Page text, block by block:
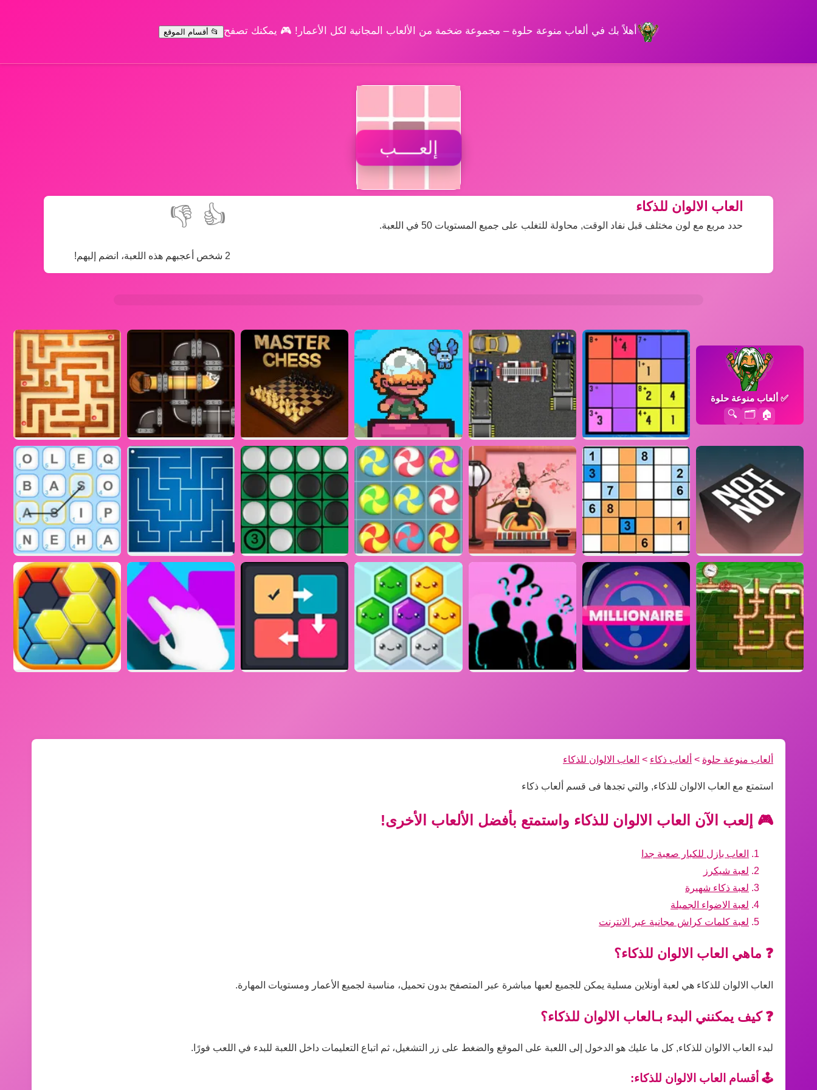
أهلاً بك في ألعاب منوعة حلوة – مجموعة ضخمة من الألعاب المجانية لكل الأعمار! 🎮 يمكنك تصفح 📂 أقسام الموقع
إلعــــب
👍
👎
2 شخص أعجبهم هذه اللعبة، انضم إليهم!
العاب الالوان للذكاء
حدد مربع مع لون مختلف قبل نفاد الوقت, محاولة للتغلب على جميع المستويات 50 في اللعبة.
✅ألعاب منوعة حلوة
🏠
🗂️
🔍
ألعاب منوعة حلوة > ألعاب ذكاء > العاب الالوان للذكاء
استمتع مع العاب الالوان للذكاء, والتي تجدها فى قسم ألعاب ذكاء
🎮 إلعب الآن العاب الالوان للذكاء واستمتع بأفضل الألعاب الأخرى!
العاب بازل للكبار صعبة جدا
لعبة شيكرز
لعبة ذكاء شهيرة
لعبة الاضواء الجميلة
لعبة كلمات كراش مجانية عبر الانترنت
❓ ماهي العاب الالوان للذكاء؟
العاب الالوان للذكاء هي لعبة أونلاين مسلية يمكن للجميع لعبها مباشرة عبر المتصفح بدون تحميل، مناسبة لجميع الأعمار ومستويات المهارة.
❓ كيف يمكنني البدء بـالعاب الالوان للذكاء؟
لبدء العاب الالوان للذكاء, كل ما عليك هو الدخول إلى اللعبة على الموقع والضغط على زر التشغيل، ثم اتباع التعليمات داخل اللعبة للبدء في اللعب فورًا.
🕹️ أقسام العاب الالوان للذكاء: